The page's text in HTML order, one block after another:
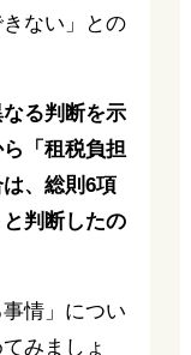
きない」との
る判断を示
「租税負担
、総則6項
判断したの
情」につい
みましょ